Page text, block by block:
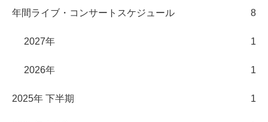
年間ライブ・コンサートスケジュール 8
2027年 1
2026年 1
2025年 下半期 1